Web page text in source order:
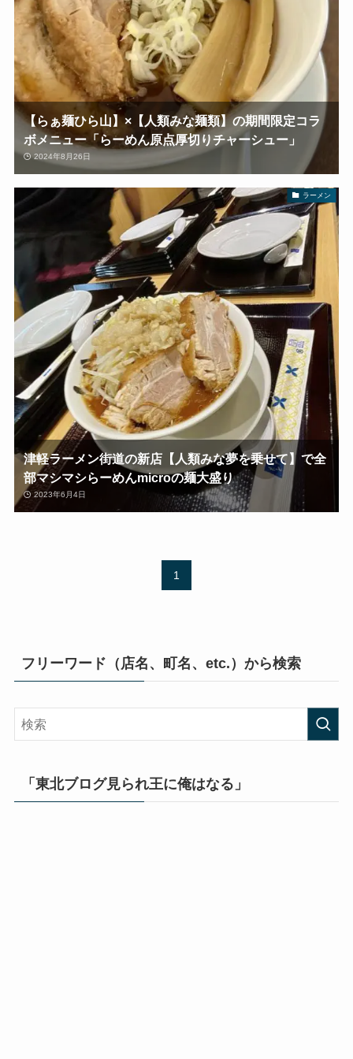
【らぁ麺ひら山】×【人類みな麺類】の期間限定コラ
ボメニュー「らーめん原点厚切りチャーシュー」
2024年8月26日
ラーメン
津軽ラーメン街道の新店【人類みな夢を乗せて】で全
部マシマシらーめんmicroの麺大盛り
2023年6月4日
1
フリーワード（店名、町名、etc.）から検索
「東北ブログ見られ王に俺はなる」